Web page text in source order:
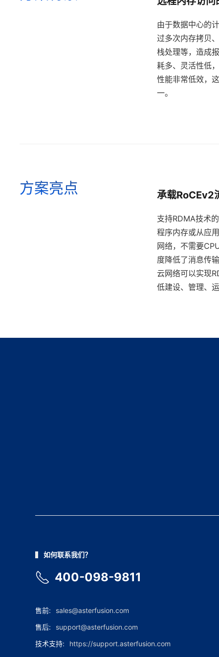
由于数据中心的
过多次内存拷贝
栈处理等，造成
耗多、灵活性低
性能非常低效，
一。
方案亮点 承载RoCEv2
支持RDMA技术
程序内存或从应
网络，不需要
度降低了消息传
云网络可以实现
低建设、管理、
如何联系我们？
400-098-9811
售前:
sales@asterfusion.com
售后:
support@asterfusion.com
技术支持:
https://support.asterfusion.com